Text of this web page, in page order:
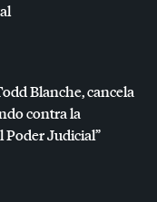
Blanche, cancela
contra la
Judicial”